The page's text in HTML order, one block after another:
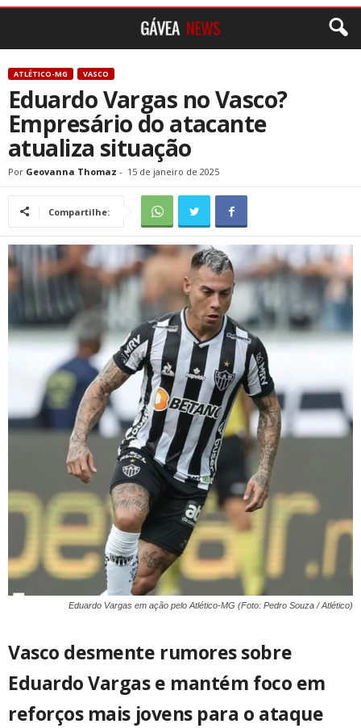
ATLÉTICO-MG VASCO
Eduardo Vargas no Vasco?
Empresário do atacante
atualiza situação
Por Geovanna Thomaz - 15 de janeiro de 2025
Compartilhe:
Eduardo Vargas em ação pelo Atlético-MG (Foto: Pedro Souza / Atlético)
Vasco desmente rumores sobre
Eduardo Vargas e mantém foco em
reforços mais jovens para o ataque